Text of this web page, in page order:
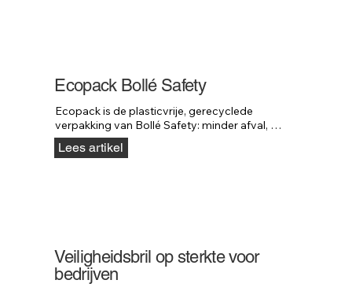
Ecopack Bollé Safety
Ecopack is de plasticvrije, gerecyclede
verpakking van Bollé Safety: minder afval,
lager gewicht en dezelfde stuksprijs als plastic.
Lees artikel
Veiligheidsbril op sterkte voor
bedrijven